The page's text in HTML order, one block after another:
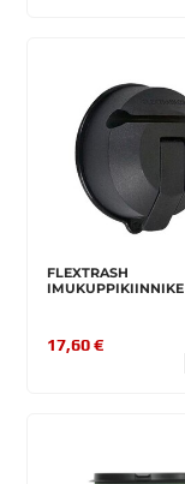
FLEXTRASH
IMUKUPPIKIINNIKE
17,60 €